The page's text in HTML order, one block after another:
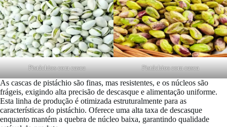
Pistáchios com casca Pistáchios com casca
As cascas de pistáchio são finas, mas resistentes, e os núcleos são
frágeis, exigindo alta precisão de descasque e alimentação uniforme.
Esta linha de produção é otimizada estruturalmente para as
características do pistáchio. Oferece uma alta taxa de descasque
enquanto mantém a quebra de núcleo baixa, garantindo qualidade